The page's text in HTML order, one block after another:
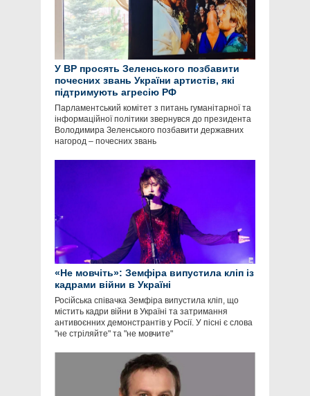
У ВР просять Зеленського позбавити
почесних звань України артистів, які
підтримують агресію РФ
Парламентський комітет з питань гуманітарної та
інформаційної політики звернувся до президента
Володимира Зеленського позбавити державних
нагород – почесних звань
«Не мовчіть»: Земфіра випустила кліп із
кадрами війни в Україні
Російська співачка Земфіра випустила кліп, що
містить кадри війни в Україні та затримання
антивоєнних демонстрантів у Росії. У пісні є слова
"не стріляйте" та "не мовчите"